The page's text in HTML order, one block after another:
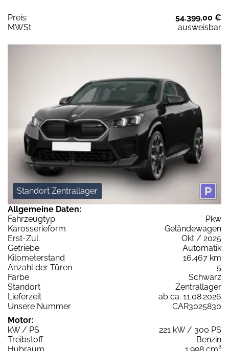
Preis:
54.399,00 €
MWSt:
ausweisbar
Standort Zentrallager
Allgemeine Daten:
Fahrzeugtyp
Pkw
Karosserieform
Geländewagen
Erst-Zul.
Okt / 2025
Getriebe
Automatik
Kilometerstand
16.467 km
Anzahl der Türen
5
Farbe
Schwarz
Standort
Zentrallager
Lieferzeit
ab ca. 11.08.2026
Unsere Nummer
CAR3025830
Motor:
kW / PS
221 kW / 300 PS
Treibstoff
Benzin